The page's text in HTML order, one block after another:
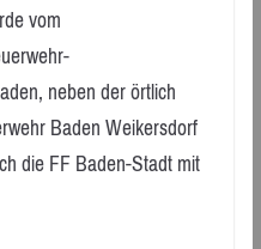
vom
neben der örtlich
Baden Weikersdorf
die FF Baden-Stadt mit